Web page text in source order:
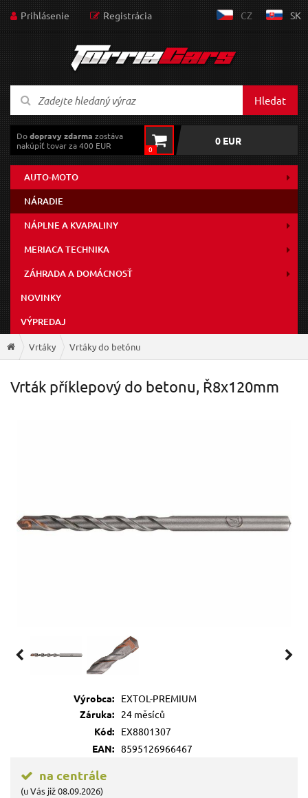
Prihlásenie Registrácia CZ SK
Hledat
Dodopravy zdarma zostáva
nakúpiť tovar za 400 EUR
0
0 EUR
AUTO-MOTO
NÁRADIE
NÁPLNE A KVAPALINY
MERIACA TECHNIKA
ZÁHRADA A DOMÁCNOSŤ
NOVINKY
VÝPREDAJ
Vrtáky Vrtáky do betónu
Vrták příklepový do betonu, Ř8x120mm
Výrobca:
EXTOL-PREMIUM
Záruka:
24 měsíců
Kód:
EX8801307
EAN: 8595126966467
na centrále
(u Vás již 08.09.2026)